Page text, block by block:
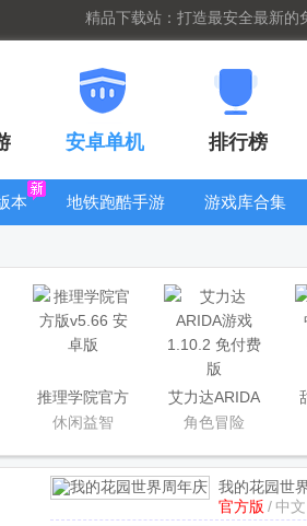
精品下载站：打造最安全最新的
安卓单机 排行榜
本
地铁跑酷手游
游戏库合集
推理学院官方
版
休闲益智
艾力达ARIDA
游戏
角色冒险
我的花园世
官方正版
官方版 / 中文